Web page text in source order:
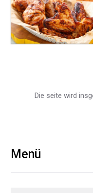
Die seite wird
Menü